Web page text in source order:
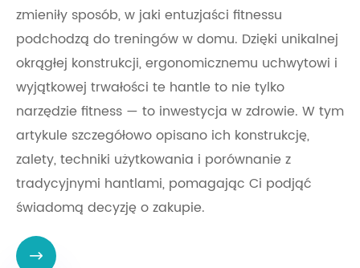
zmieniły sposób, w jaki entuzjaści fitnessu
podchodzą do treningów w domu. Dzięki unikalnej
okrągłej konstrukcji, ergonomicznemu uchwytowi i
wyjątkowej trwałości te hantle to nie tylko
narzędzie fitness — to inwestycja w zdrowie. W tym
artykule szczegółowo opisano ich konstrukcję,
zalety, techniki użytkowania i porównanie z
tradycyjnymi hantlami, pomagając Ci podjąć
świadomą decyzję o zakupie.
